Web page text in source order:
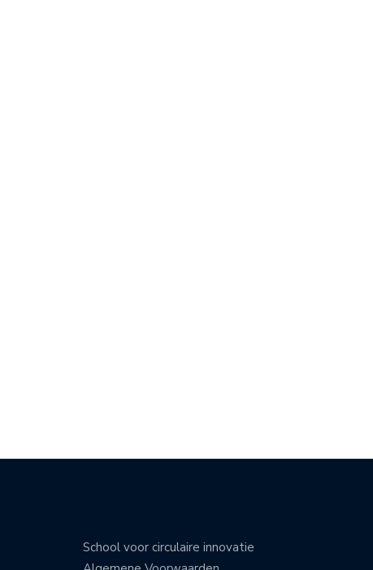
School voor circulaire innovatie